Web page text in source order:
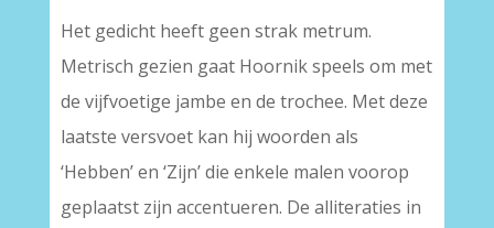
Het gedicht heeft geen strak metrum.
Metrisch gezien gaat Hoornik speels om met
de vijfvoetige jambe en de trochee. Met deze
laatste versvoet kan hij woorden als
‘Hebben’ en ‘Zijn’ die enkele malen voorop
geplaatst zijn accentueren. De alliteraties in